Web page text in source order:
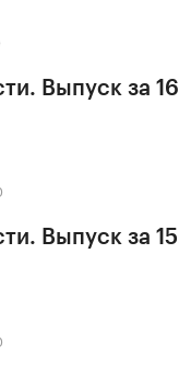
Выпуск за
Выпуск за